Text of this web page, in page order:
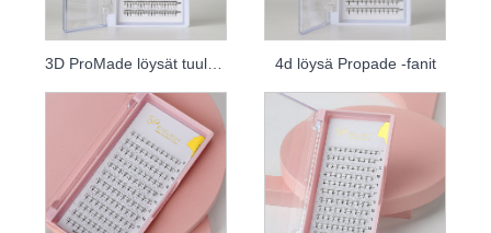
3D ProMade löysät tuulettimet 4d löysä Propade -fanit